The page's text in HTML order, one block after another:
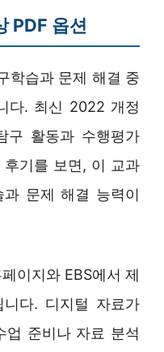
PDF 옵션
학습과 문제 해결 중
다. 최신 2022 개정
구 활동과 수행평가
기를 보면, 이 교과
문제 해결 능력이
이지와 EBS에서 제
다. 디지털 자료가
업 준비나 자료 분석